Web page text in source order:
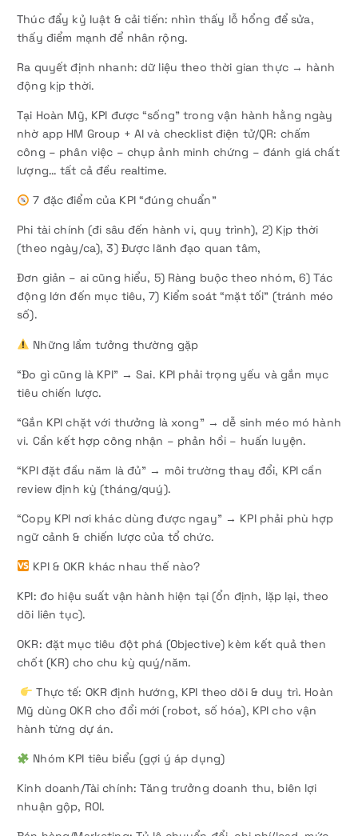
Thúc đẩy kỷ luật & cải tiến: nhìn thấy lỗ hổng để sửa,
thấy điểm mạnh để nhân rộng.
Ra quyết định nhanh: dữ liệu theo thời gian thực → hành
động kịp thời.
Tại Hoàn Mỹ, KPI được “sống” trong vận hành hằng ngày
nhờ app HM Group + AI và checklist điện tử/QR: chấm
công – phân việc – chụp ảnh minh chứng – đánh giá chất
lượng… tất cả đều realtime.
7 đặc điểm của KPI “đúng chuẩn”
Phi tài chính (đi sâu đến hành vi, quy trình), 2) Kịp thời
(theo ngày/ca), 3) Được lãnh đạo quan tâm,
Đơn giản – ai cũng hiểu, 5) Ràng buộc theo nhóm, 6) Tác
động lớn đến mục tiêu, 7) Kiểm soát “mặt tối” (tránh méo
số).
Những lầm tưởng thường gặp
“Đo gì cũng là KPI” → Sai. KPI phải trọng yếu và gắn mục
tiêu chiến lược.
“Gắn KPI chặt với thưởng là xong” → dễ sinh méo mó hành
vi. Cần kết hợp công nhận – phản hồi – huấn luyện.
“KPI đặt đầu năm là đủ” → môi trường thay đổi, KPI cần
review định kỳ (tháng/quý).
“Copy KPI nơi khác dùng được ngay” → KPI phải phù hợp
ngữ cảnh & chiến lược của tổ chức.
KPI & OKR khác nhau thế nào?
KPI: đo hiệu suất vận hành hiện tại (ổn định, lặp lại, theo
dõi liên tục).
OKR: đặt mục tiêu đột phá (Objective) kèm kết quả then
chốt (KR) cho chu kỳ quý/năm.
Thực tế: OKR định hướng, KPI theo dõi & duy trì. Hoàn
Mỹ dùng OKR cho đổi mới (robot, số hóa), KPI cho vận
hành từng dự án.
Nhóm KPI tiêu biểu (gợi ý áp dụng)
Kinh doanh/Tài chính: Tăng trưởng doanh thu, biên lợi
nhuận gộp, ROI.